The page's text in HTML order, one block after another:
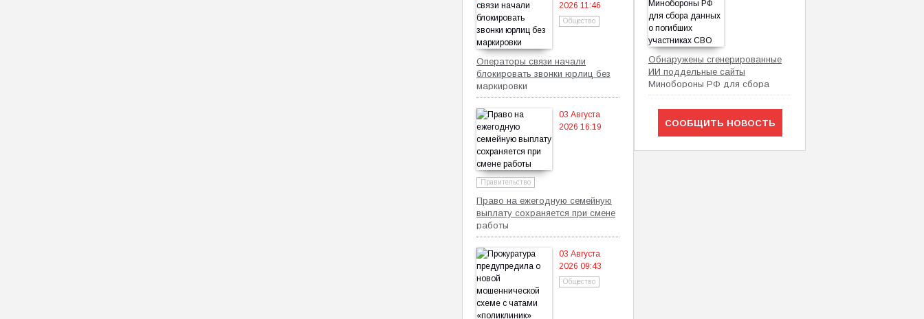
Обнаружены сгенерированные
ИИ поддельные сайты
Минобороны РФ для сбора
данных о погибших участниках
СВО
СООБЩИТЬ НОВОСТЬ
2026 11:46
Общество
Операторы связи начали
блокировать звонки юрлиц без
маркировки
03 Августа
2026 16:19
Правительство
Право на ежегодную семейную
выплату сохраняется при смене
работы
03 Августа
2026 09:43
Общество